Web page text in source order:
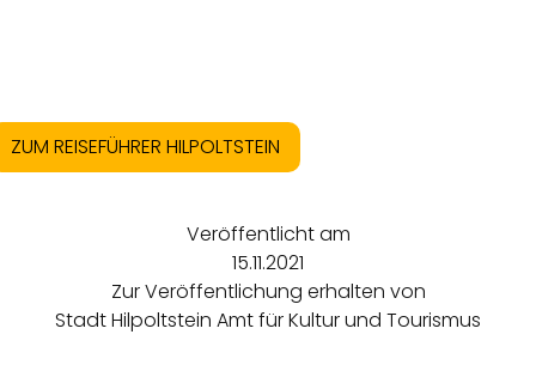
ZUM REISEFÜHRER HILPOLTSTEIN
Veröffentlicht am
15.11.2021
Zur Veröffentlichung erhalten von
Stadt Hilpoltstein Amt für Kultur und Tourismus